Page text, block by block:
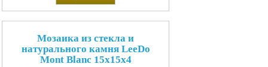
Мозаика из стекла и
натурального камня LeeDo
Mont Blanc 15x15x4